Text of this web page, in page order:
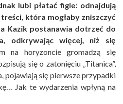
lubi płatać figle: odnajdują
która mogłaby zniszczyć
Kazik postanawia dotrzeć do
odkrywając więcej, niż się
na horyzoncie gromadzą się
się o zatonięciu „Titanica”,
pojawiają się pierwsze przypadki
Jak te wydarzenia wpłyną na